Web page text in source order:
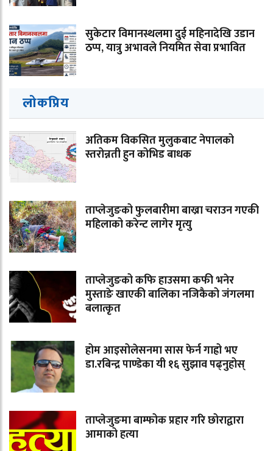
सुकेटार विमानस्थलमा दुई महिनादेखि उडान
ठप्प, यात्रु अभावले नियमित सेवा प्रभावित
लोकप्रिय
अतिकम विकसित मुलुकबाट नेपालको
स्तरोन्नती हुन कोभिड बाधक
ताप्लेजुङको फुलबारीमा बाख्रा चराउन गएकी
महिलाको करेन्ट लागेर मृत्यु
ताप्लेजुङको कफि हाउसमा कफी भनेर
मुस्ताङे खाएकी बालिका नजिकैको जंगलमा
बलात्कृत
होम आइसोलेसनमा सास फेर्न गाह्रो भए
डा.रबिन्द्र पाण्डेका यी १६ सुझाव पढ्नुहोस्
ताप्लेजुङमा बाम्फोक प्रहार गरि छोराद्वारा
आमाको हत्या